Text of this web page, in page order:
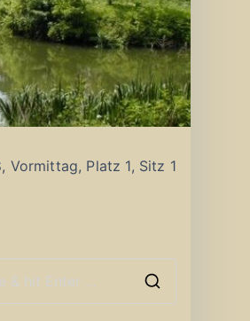
Vormittag, Platz 1, Sitz 1